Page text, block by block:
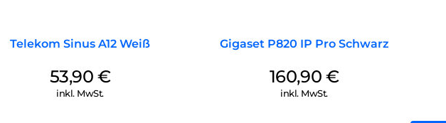
Telekom Sinus A12 Weiß
53,90 €
inkl. MwSt.
Gigaset P820 IP Pro Schwarz
160,90 €
inkl. MwSt.